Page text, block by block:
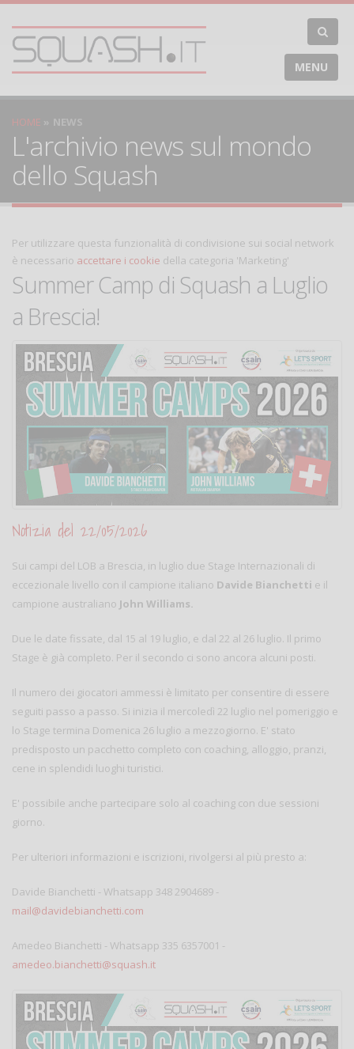
MENU
HOME NEWS
L'archivio news sul mondo
dello Squash
Per utilizzare questa funzionalità di condivisione sui social network
è necessario accettare i cookie della categoria 'Marketing'
Summer Camp di Squash a Luglio
a Brescia!
Notizia del 22/05/2026
Sui campi del LOB a Brescia, in luglio due Stage Internazionali di
eccezionale livello con il campione italiano Davide Bianchetti e il
campione australiano John Williams.
Due le date fissate, dal 15 al 19 luglio, e dal 22 al 26 luglio. Il primo
Stage è già completo. Per il secondo ci sono ancora alcuni posti.
Il numero dei giocatori ammessi è limitato per consentire di essere
seguiti passo a passo. Si inizia il mercoledì 22 luglio nel pomeriggio e
lo Stage termina Domenica 26 luglio a mezzogiorno. E' stato
predisposto un pacchetto completo con coaching, alloggio, pranzi,
cene in splendidi luoghi turistici.
E' possibile anche partecipare solo al coaching con due sessioni
giorno.
Per ulteriori informazioni e iscrizioni, rivolgersi al più presto a:
Davide Bianchetti - Whatsapp 348 2904689 -
mail@davidebianchetti.com
Amedeo Bianchetti - Whatsapp 335 6357001 -
amedeo.bianchetti@squash.it